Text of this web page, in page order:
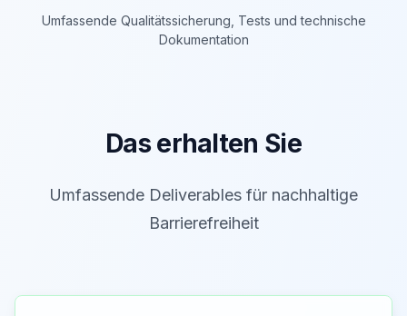
Umfassende Qualitätssicherung, Tests und technische
Dokumentation
Das erhalten Sie
Umfassende Deliverables für nachhaltige
Barrierefreiheit